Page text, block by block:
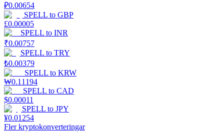
Power Piggy
Tjäna konkurrenskraftiga belöningar dagligen
₽0.00654
SPELL to GBP
£0.00005
SPELL to INR
₹0.00757
SPELL to TRY
₺0.00379
SPELL to KRW
₩0.11194
SPELL to CAD
$0.00011
SPELL to JPY
¥0.01254
Fler kryptokonverteringar